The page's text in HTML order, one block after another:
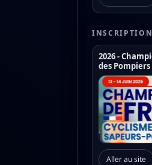
Coupe de
Coupe de
Coupe de
Trophée de
2026 -
des
Aller au site